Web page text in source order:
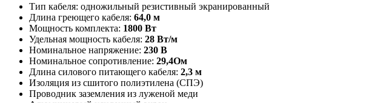
Тип кабеля: одножильный резистивный экранированный
Длина греющего кабеля: 64,0 м
Мощность комплекта: 1800 Вт
Удельная мощность кабеля: 28 Вт/м
Номинальное напряжение: 230 В
Номинальное сопротивление: 29,4Ом
Длина силового питающего кабеля: 2,3 м
Изоляция из сшитого полиэтилена (СПЭ)
Проводник заземления из луженой меди